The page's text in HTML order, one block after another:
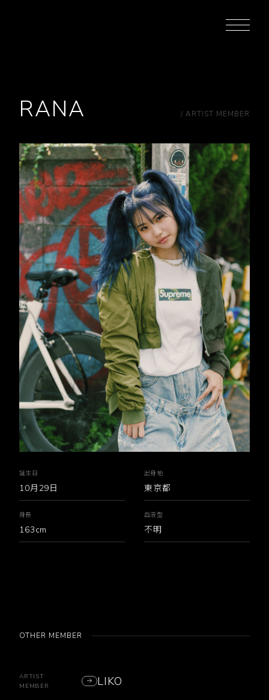
RANA / ARTIST MEMBER
誕生日
10月29日
出身地
東京都
身長
163cm
血液型
不明
OTHER MEMBER
ARTIST
MEMBER
LIKO